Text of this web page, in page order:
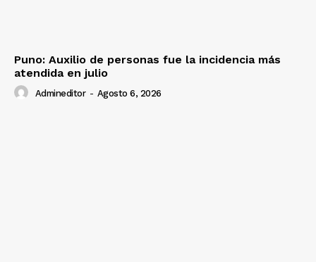
Puno: Auxilio de personas fue la incidencia más
atendida en julio
Admineditor - Agosto 6, 2026